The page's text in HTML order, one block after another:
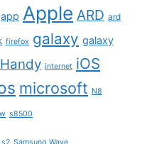
app Apple ARD ard
firefox galaxy galaxy
Handy internet iOS
microsoft N8
s8500
s2 Samsung Wave